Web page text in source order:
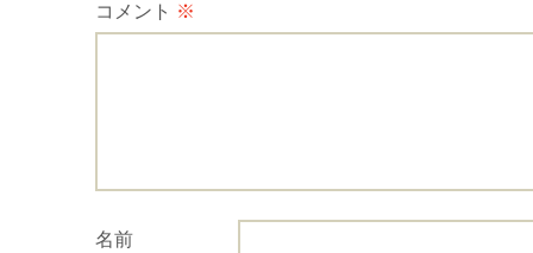
コメント ※
名前